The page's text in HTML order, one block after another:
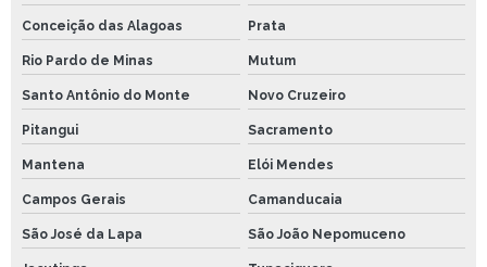
Conceição das Alagoas Prata
Rio Pardo de Minas Mutum
Santo Antônio do Monte Novo Cruzeiro
Pitangui Sacramento
Mantena Elói Mendes
Campos Gerais Camanducaia
São José da Lapa São João Nepomuceno